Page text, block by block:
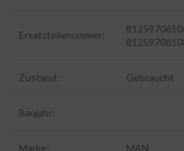
Ersatzteilenummer:
Zustand: Gebraucht
Baujahr:
Marke: MAN